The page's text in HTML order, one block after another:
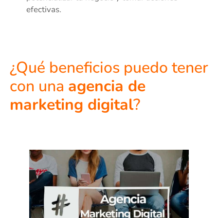
efectivas.
¿Qué beneficios puedo tener
con una agencia de
marketing digital?